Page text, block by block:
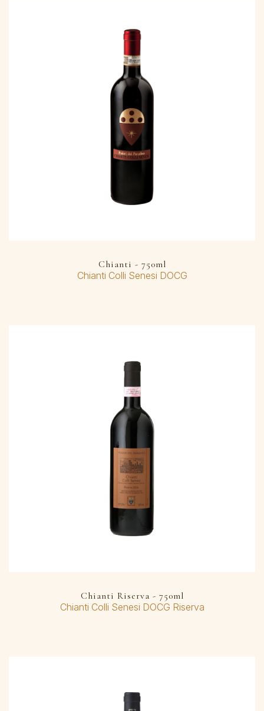
Chianti - 750ml
Chianti Colli Senesi DOCG
Chianti Riserva - 750ml
Chianti Colli Senesi DOCG Riserva